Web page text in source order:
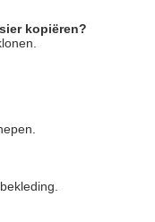
kopiëren?